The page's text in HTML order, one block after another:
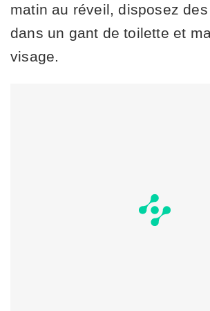
matin au réveil, disposez des
dans un gant de toilette et
visage.